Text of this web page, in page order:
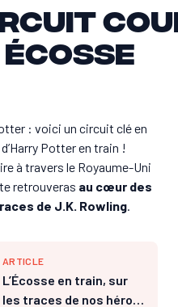
: voici un circuit clé en
Potter en train !
à travers le Royaume-Uni
retrouveras au cœur des
de J.K. Rowling.
ARTICLE
L’Écosse en train, sur
les traces de nos héros